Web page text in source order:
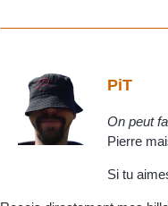
PiT
On peut
Pierre
Si tu